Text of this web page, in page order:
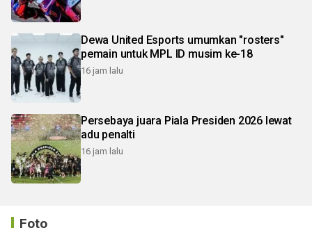
Dewa United Esports umumkan "rosters"
pemain untuk MPL ID musim ke-18
16 jam lalu
Persebaya juara Piala Presiden 2026 lewat
adu penalti
16 jam lalu
Foto